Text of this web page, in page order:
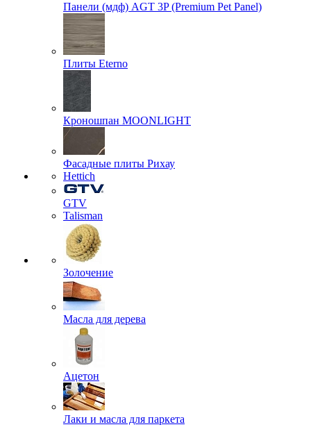
Панели (мдф) AGT 3P (Premium Pet Panel)
Плиты Eterno
Кроношпан MOONLIGHT
Фасадные плиты Рихау
Hettich
GTV
Talisman
Золочение
Масла для дерева
Ацетон
Лаки и масла для паркета